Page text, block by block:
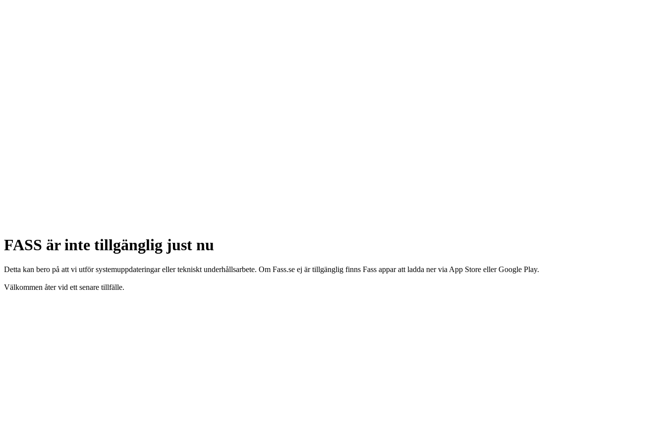
FASS är inte tillgänglig just nu
Detta kan bero på att vi utför systemuppdateringar eller tekniskt underhållsarbete. Om Fass.se ej är tillgänglig finns Fass appar att ladda ner via App Store eller Google Play.
Välkommen åter vid ett senare tillfälle.